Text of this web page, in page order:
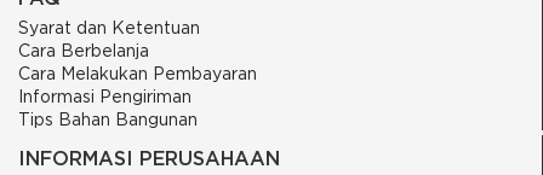
Syarat dan Ketentuan
Cara Berbelanja
Cara Melakukan Pembayaran
Informasi Pengiriman
Tips Bahan Bangunan
INFORMASI PERUSAHAAN